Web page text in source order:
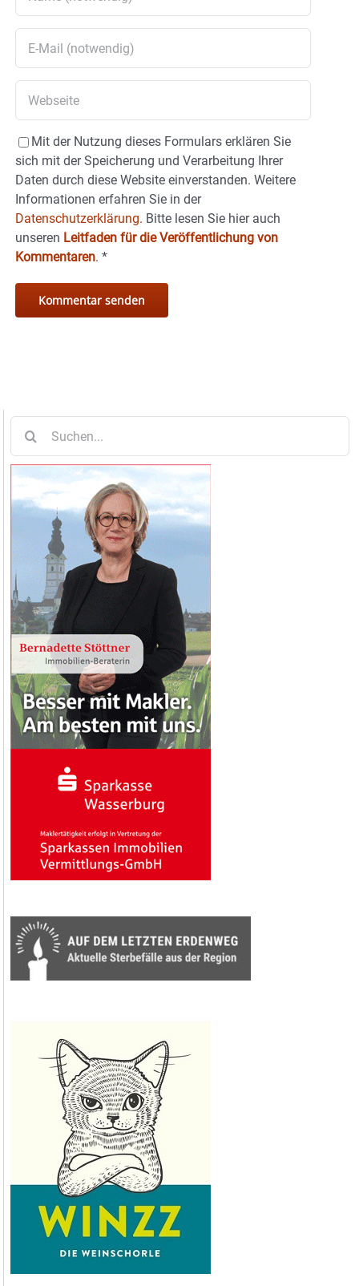
Mit der Nutzung dieses Formulars erklären Sie
sich mit der Speicherung und Verarbeitung Ihrer
Daten durch diese Website einverstanden. Weitere
Informationen erfahren Sie in der
Datenschutzerklärung. Bitte lesen Sie hier auch
unseren Leitfaden für die Veröffentlichung von
Kommentaren. *
nach: